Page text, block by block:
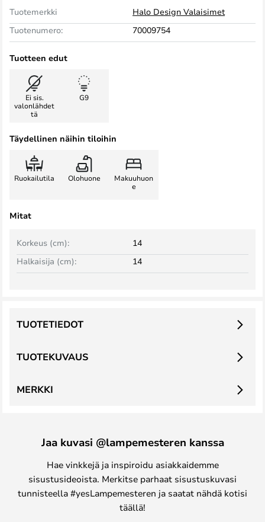
Tuotemerkki
Halo Design Valaisimet
Tuotenumero:
70009754
Tuotteen edut
Ei sis.
valonlähdet
tä
G9
Täydellinen näihin tiloihin
Ruokailutila Olohuone
Makuuhuon
e
Mitat
Korkeus (cm):
14
Halkaisija (cm):
14
TUOTEKUVAUS
TUOTETIEDOT
MERKKI
Jaa kuvasi @lampemesteren kanssa
Hae vinkkejä ja inspiroidu asiakkaidemme
sisustusideoista. Merkitse parhaat sisustuskuvasi
tunnisteella #yesLampemesteren ja saatat nähdä kotisi
täällä!